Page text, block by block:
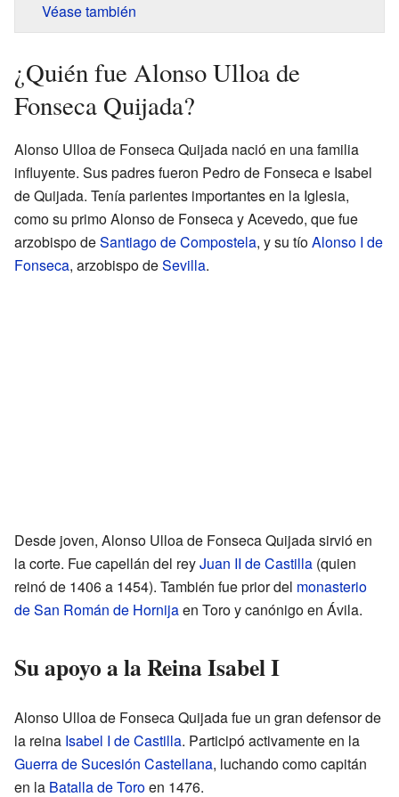
Véase también
¿Quién fue Alonso Ulloa de
Fonseca Quijada?
Alonso Ulloa de Fonseca Quijada nació en una familia
influyente. Sus padres fueron Pedro de Fonseca e Isabel
de Quijada. Tenía parientes importantes en la Iglesia,
como su primo Alonso de Fonseca y Acevedo, que fue
arzobispo deSantiago de Compostela, y su tíoAlonso I de
Fonseca, arzobispo deSevilla.
Desde joven, Alonso Ulloa de Fonseca Quijada sirvió en
la corte. Fue capellán del reyJuan II de Castilla (quien
reinó de 1406 a 1454). También fue prior del monasterio
de San Román de Hornijaen Toro y canónigo en Ávila.
Su apoyo a la Reina Isabel I
Alonso Ulloa de Fonseca Quijada fue un gran defensor de
la reina Isabel I de Castilla. Participó activamente en la
Guerra de Sucesión Castellana, luchando como capitán
en la Batalla de Toroen 1476.